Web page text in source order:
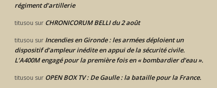
régiment d’artillerie
titusou sur CHRONICORUM BELLI du 2 août
titusou sur Incendies en Gironde : les armées déploient un
dispositif d’ampleur inédite en appui de la sécurité civile.
L’A400M engagé pour la première fois en « bombardier d’eau ».
titusou sur OPEN BOX TV : De Gaulle : la bataille pour la France.